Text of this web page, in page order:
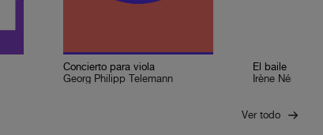
Concierto para viola
Georg Philipp Telemann
El baile
Irène
Ver todo